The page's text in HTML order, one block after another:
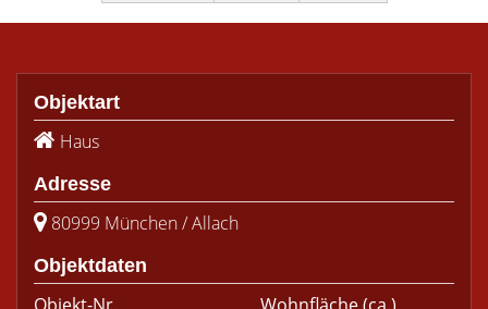
Objektart
Haus
Adresse
80999 München / Allach
Objektdaten